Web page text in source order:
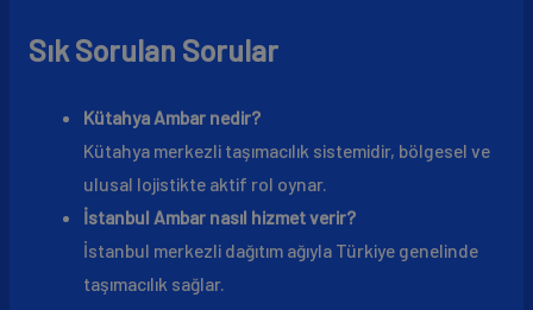
Sık Sorulan Sorular
Kütahya Ambar nedir?
Kütahya merkezli taşımacılık sistemidir, bölgesel ve
ulusal lojistikte aktif rol oynar.
İstanbul Ambar nasıl hizmet verir?
İstanbul merkezli dağıtım ağıyla Türkiye genelinde
taşımacılık sağlar.